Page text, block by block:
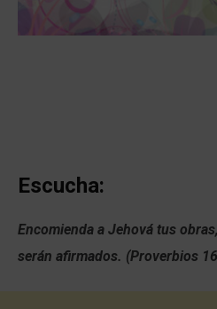
Escucha:
Encomienda a Jehová tus
serán afirmados. (Proverbios